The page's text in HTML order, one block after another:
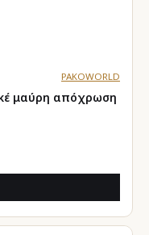
PAKOWORLD